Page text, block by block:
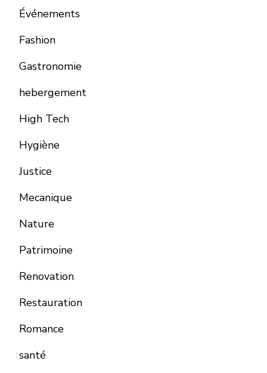
Événements
Fashion
Gastronomie
hebergement
High Tech
Hygiène
Justice
Mecanique
Nature
Patrimoine
Renovation
Restauration
Romance
santé